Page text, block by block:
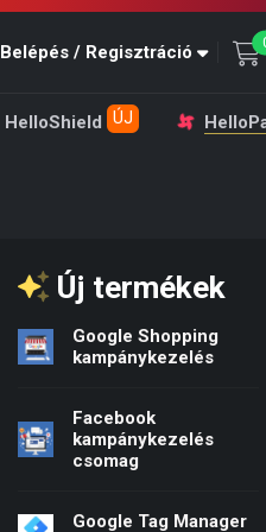
Belépés / Regisztráció
HelloShield ÚJ
Új termékek
Google Shopping
kampánykezelés
Facebook
kampánykezelés
csomag
Google Tag Manager